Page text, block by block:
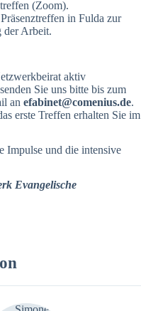
(Zoom).
Präsenztreffen in Fulda zur
der Arbeit.
aktiv
Sie uns bitte bis zum
an efabinet@comenius.de.
erste Treffen erhalten Sie im
Impulse und die intensive
Evangelische